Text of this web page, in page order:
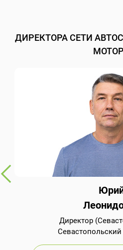
ДИРЕКТОРА СЕТИ
Директор
Севастопольский